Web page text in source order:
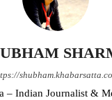
– Indian Journalist &